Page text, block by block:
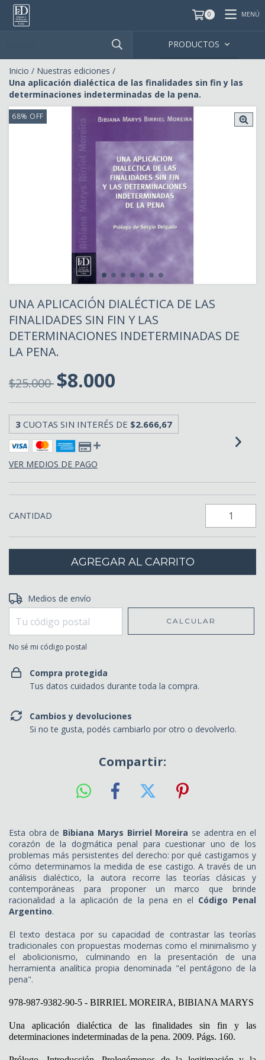
0 MENÚ
PRODUCTOS
Inicio / Nuestras ediciones /
Una aplicación dialéctica de las finalidades sin fin y las
determinaciones indeterminadas de la pena.
68% OFF
UNA APLICACIÓN DIALÉCTICA DE LAS
FINALIDADES SIN FIN Y LAS
DETERMINACIONES INDETERMINADAS DE
LA PENA.
$25.000 $8.000
3 CUOTAS SIN INTERÉS DE $2.666,67
VER MEDIOS DE PAGO
CANTIDAD
Entregas para el CP:
Medios de envío
CALCULAR
No sé mi código postal
Compra protegida
Tus datos cuidados durante toda la compra.
Cambios y devoluciones
Si no te gusta, podés cambiarlo por otro o devolverlo.
Compartir:
Esta obra de Bibiana Marys Birriel Moreira se adentra en el
corazón de la dogmática penal para cuestionar uno de los
problemas más persistentes del derecho: por qué castigamos y
cómo determinamos la medida de ese castigo. A través de un
análisis dialéctico, la autora recorre las teorías clásicas y
contemporáneas para proponer un marco que brinde
racionalidad a la aplicación de la pena en el Código Penal
Argentino.
El texto destaca por su capacidad de contrastar las teorías
tradicionales con propuestas modernas como el minimalismo y
el abolicionismo, culminando en la presentación de una
herramienta analítica propia denominada "el pentágono de la
pena".
978-987-9382-90-5 - BIRRIEL MOREIRA, BIBIANA MARYS
Una aplicación dialéctica de las finalidades sin fin y las
determinaciones indeterminadas de la pena. 2009. Págs. 160.